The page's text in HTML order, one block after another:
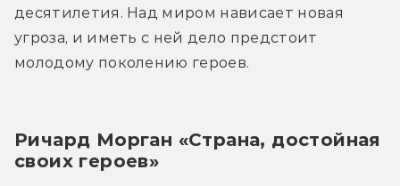
десятилетия. Над миром нависает новая
угроза, и иметь с ней дело предстоит
молодому поколению героев.
Ричард Морган «Страна, достойная
своих героев»